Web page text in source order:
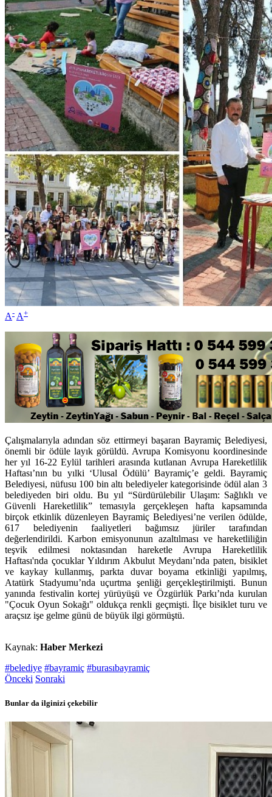
A- A+
Çalışmalarıyla adından söz ettirmeyi başaran Bayramiç Belediyesi,
önemli bir ödüle layık görüldü. Avrupa Komisyonu koordinesinde
her yıl 16-22 Eylül tarihleri arasında kutlanan Avrupa Hareketlilik
Haftası’nın bu yılki ‘Ulusal Ödülü’ Bayramiç’e geldi. Bayramiç
Belediyesi, nüfusu 100 bin altı belediyeler kategorisinde ödül alan 3
belediyeden biri oldu. Bu yıl “Sürdürülebilir Ulaşım: Sağlıklı ve
Güvenli Hareketlilik” temasıyla gerçekleşen hafta kapsamında
birçok etkinlik düzenleyen Bayramiç Belediyesi’ne verilen ödülde,
617 belediyenin faaliyetleri bağımsız jüriler tarafından
değerlendirildi. Karbon emisyonunun azaltılması ve hareketliliğin
teşvik edilmesi noktasından hareketle Avrupa Hareketlilik
Haftası'nda çocuklar Yıldırım Akbulut Meydanı’nda paten, bisiklet
ve kaykay kullanmış, parkta duvar boyama etkinliği yapılmış,
Atatürk Stadyumu’nda uçurtma şenliği gerçekleştirilmişti. Bunun
yanında festivalin kortej yürüyüşü ve Özgürlük Parkı’nda kurulan
"Çocuk Oyun Sokağı" oldukça renkli geçmişti. İlçe bisiklet turu ve
araçsız işe gelme günü de büyük ilgi görmüştü.
Kaynak: Haber Merkezi
#belediye #bayramiç #burasıbayramiç
Önceki Sonraki
Bunlar da ilginizi çekebilir